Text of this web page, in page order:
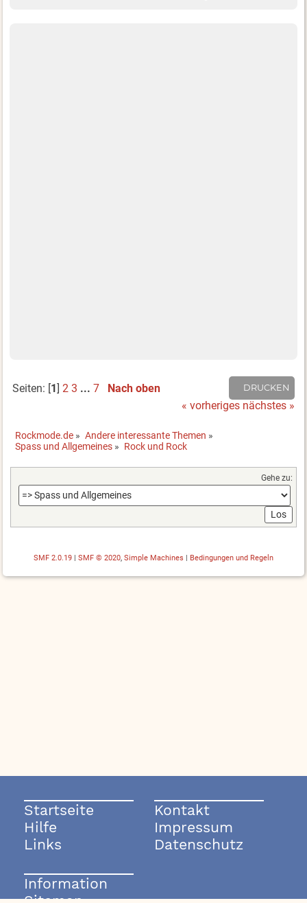
DRUCKEN
Seiten: [1] 2 3 ... 7
Nach oben
« vorheriges nächstes »
Rockmode.de » Andere interessante Themen »
Spass und Allgemeines » Rock und Rock
Gehe zu:
SMF 2.0.19 | SMF © 2020, Simple Machines | Bedingungen und Regeln
Startseite
Hilfe
Links
Kontakt
Impressum
Datenschutz
Information